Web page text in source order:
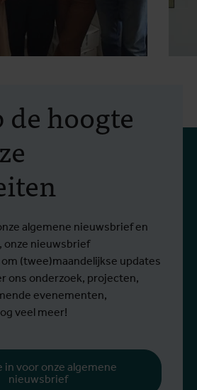
in
en
het West-
namen Stien
van de Dienst
een opleiding bij
Griekenland, met de
mobiliteitsbeurs
hoogte
algemene nieuwsbrief en
onze nieuwsbrief
(twee)maandelijkse updates
ons onderzoek, projecten,
evenementen,
veel meer!
in voor onze algemene
nieuwsbrief